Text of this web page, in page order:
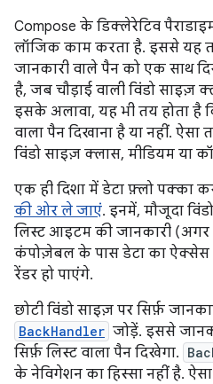
Compose के डिक्लेरेटिव
लॉजिक काम करता है. इससे यह
जानकारी वाले पैन को एक साथ
है, जब चौड़ाई वाली विंडो साइज़
इसके अलावा, यह भी तय होता है
वाला पैन दिखाना है या नहीं. ऐसा
विंडो साइज़ क्लास, मीडियम या
एक ही दिशा में डेटा फ़्लो पक्का
की ओर ले जाएं. इनमें, मौजूदा
लिस्ट आइटम की जानकारी
कंपोज़ेबल के पास डेटा का ऐक्सेस
रेंडर हो पाएंगे.
छोटी विंडो साइज़ पर सिर्फ़
BackHandler जोड़ें. इससे
सिर्फ़ लिस्ट वाला पैन दिखेगा.
के नेविगेशन का हिस्सा नहीं है.